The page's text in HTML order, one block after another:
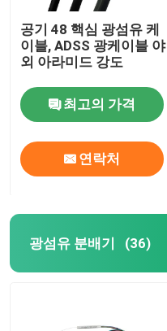
공기 48 핵심 광섬유 케
이블, ADSS 광케이블 야
외 아라미드 강도
최고의 가격
연락처
광섬유 분배기 (36)